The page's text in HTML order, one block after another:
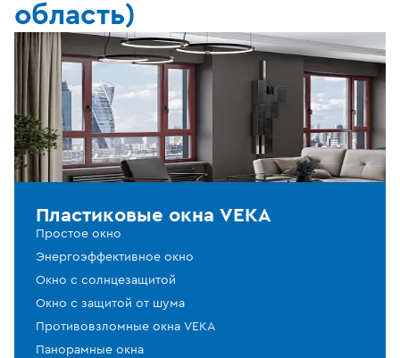
область)
Пластиковые окна VEKA
Простое окно
Энергоэффективное окно
Окно с солнцезащитой
Окно с защитой от шума
Противовзломные окна VEKA
Панорамные окна